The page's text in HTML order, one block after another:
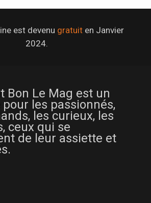
est devenu gratuit en Janvier
2024.
Bon Le Mag est un
les passionnés,
les curieux, les
ceux qui se
de leur assiette et